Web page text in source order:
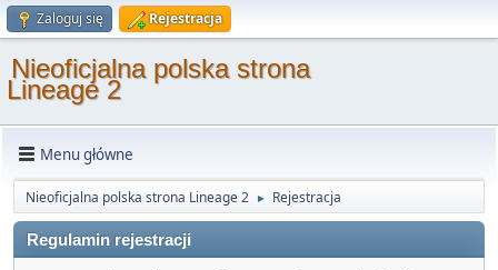
Zaloguj się Rejestracja
Nieoficjalna polska strona
Lineage 2
Menu główne
Nieoficjalna polska strona Lineage 2 ► Rejestracja
Regulamin rejestracji